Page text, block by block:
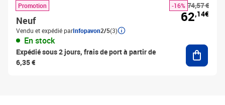
Promotion
Neuf
Vendu et expédié parInfopavon2/5(3)
En stock
Expédié sous 2 jours, frais de port à partir de
6,35 €
74,57 €
-16%
62,14€